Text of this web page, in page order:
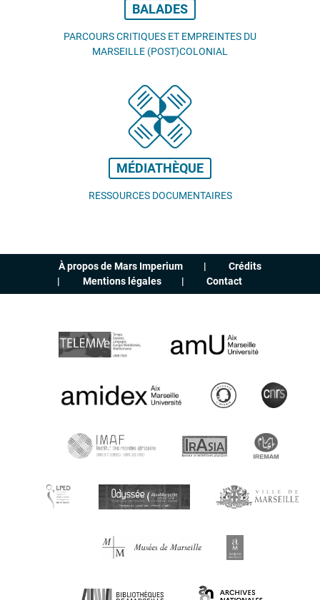
BALADES
PARCOURS CRITIQUES ET EMPREINTES DU
MARSEILLE (POST)COLONIAL
MÉDIATHÈQUE
RESSOURCES DOCUMENTAIRES
À propos de Mars Imperium
Crédits
Mentions légales
Contact